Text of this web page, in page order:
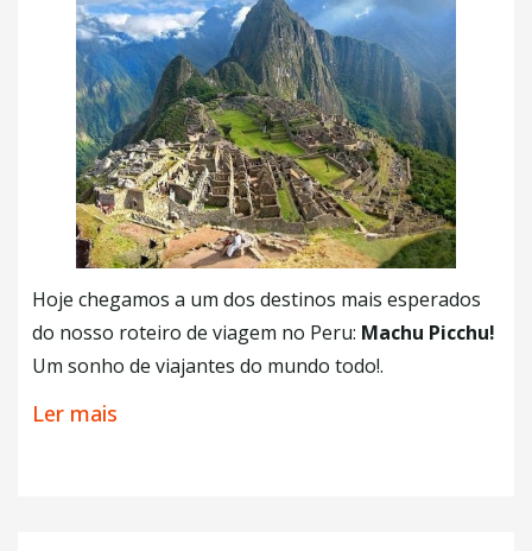
Maras e Moray
Caminhada a Montanha Arco-Íris com a Explora
Caminhada a Laguna Humantay com a Explora
+ Café da Manhã
Calientespara passar a noite.
+ Café da Manhã
+ Almoço
Hoje chegamos a um dos destinos mais esperados
do nosso roteiro de viagem no Peru: Machu Picchu!
Um sonho de viajantes do mundo todo!.
Acordaremos cedo, pois logo após o café da manhã
Ler mais